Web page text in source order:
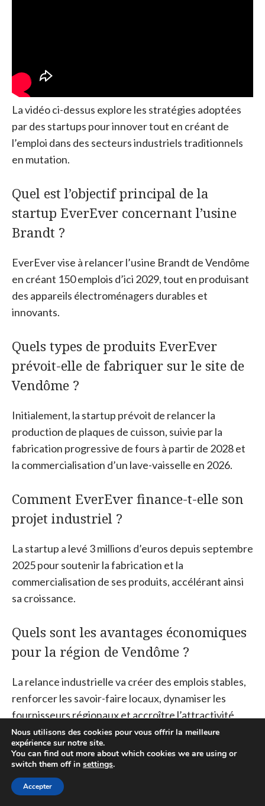
La vidéo ci-dessus explore les stratégies adoptées
par des startups pour innover tout en créant de
l’emploi dans des secteurs industriels traditionnels
en mutation.
Quel est l’objectif principal de la
startup EverEver concernant l’usine
Brandt ?
EverEver vise à relancer l’usine Brandt de Vendôme
en créant 150 emplois d’ici 2029, tout en produisant
des appareils électroménagers durables et
innovants.
Quels types de produits EverEver
prévoit-elle de fabriquer sur le site de
Vendôme ?
Initialement, la startup prévoit de relancer la
production de plaques de cuisson, suivie par la
fabrication progressive de fours à partir de 2028 et
la commercialisation d’un lave-vaisselle en 2026.
Comment EverEver finance-t-elle son
projet industriel ?
La startup a levé 3 millions d’euros depuis septembre
2025 pour soutenir la fabrication et la
commercialisation de ses produits, accélérant ainsi
sa croissance.
Quels sont les avantages économiques
pour la région de Vendôme ?
La relance industrielle va créer des emplois stables,
renforcer les savoir-faire locaux, dynamiser les
fournisseurs régionaux et accroître l’attractivité
économique du territoire.
Y a-t-il une concurrence concernant la
reprise des actifs Brandt ?
Nous utilisons des cookies pour vous offrir la meilleure
expérience sur notre site.
You can find out more about which cookies we are using or
switch them off in settings.
Accepter